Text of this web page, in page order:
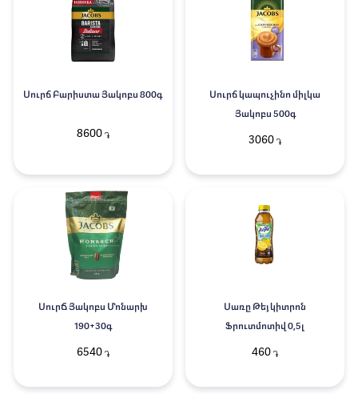
Սուրճ Բարիստա Յակոբս 800գ
8600֏
Սուրճ կապուչինո միլկա
Յակոբս 500գ
3060 ֏
ՍուրՃ Յակոբս Մոնարխ
190+30գ
6540֏
Սառը Թեյ կիտրոն
Ֆրուտմոտիվ 0,5լ
460 ֏